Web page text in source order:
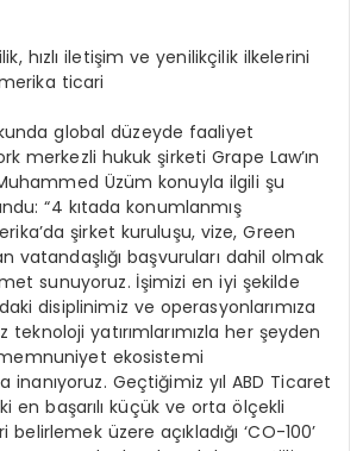
hızlı iletişim ve yenilikçilik ilkelerini
ticari
global düzeyde faaliyet
merkezli hukuk şirketi Grape Law’ın
Üzüm konuyla ilgili şu
“4 kıtada konumlanmış
şirket kuruluşu, vize, Green
vatandaşlığı başvuruları dahil olmak
sunuyoruz. İşimizi en iyi şekilde
disiplinimiz ve operasyonlarımıza
yatırımlarımızla her şeyden
ekosistemi
inanıyoruz. Geçtiğimiz yıl ABD Ticaret
en başarılı küçük ve orta ölçekli
üzere açıkladığı ‘CO-100’